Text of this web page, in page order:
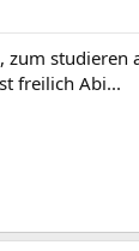
studieren
freilich Abi...